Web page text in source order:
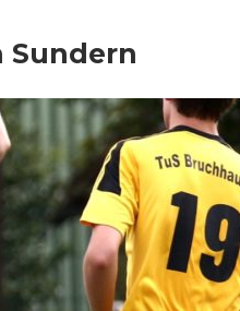
Sundern